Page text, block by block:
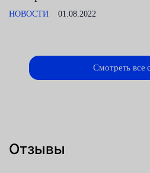
НОВОСТИ 01.08.2022
Смотреть все
Отзывы